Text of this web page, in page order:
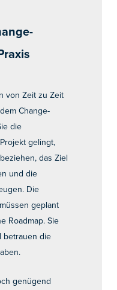
von Zeit zu Zeit
Change-
die
gelingt,
das Ziel
und die
Die
geplant
Roadmap. Sie
betrauen die
genügend